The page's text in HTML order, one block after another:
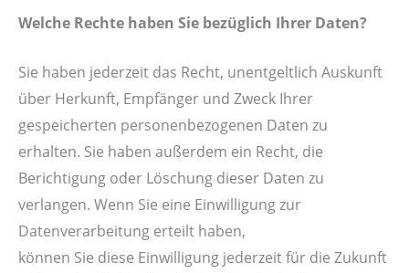
Welche Rechte haben Sie bezüglich Ihrer Daten?
Sie haben jederzeit das Recht, unentgeltlich Auskunft
über Herkunft, Empfänger und Zweck Ihrer
gespeicherten personenbezogenen Daten zu
erhalten. Sie haben außerdem ein Recht, die
Berichtigung oder Löschung dieser Daten zu
verlangen. Wenn Sie eine Einwilligung zur
Datenverarbeitung erteilt haben,
können Sie diese Einwilligung jederzeit für die Zukunft